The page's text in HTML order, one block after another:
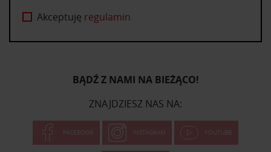
Akceptuję regulamin
BĄDŹ Z NAMI NA BIEŻĄCO!
ZNAJDZIESZ NAS NA:
FACEBOOK INSTAGRAM YOUTUBE